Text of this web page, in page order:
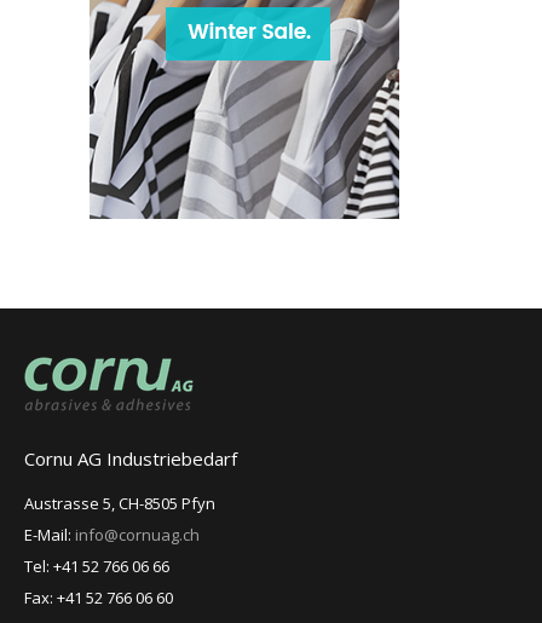
Cornu AG Industriebedarf
Austrasse 5, CH-8505 Pfyn
E-Mail: info@cornuag.ch
Tel: +41 52 766 06 66
Fax: +41 52 766 06 60